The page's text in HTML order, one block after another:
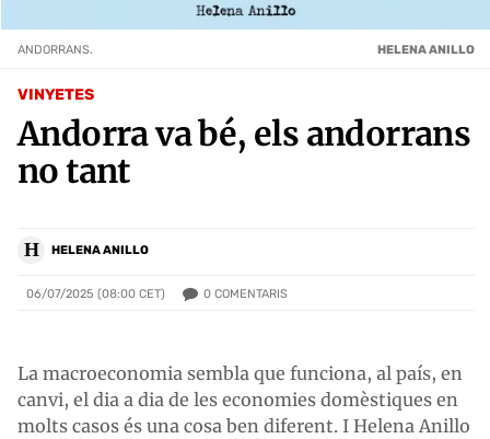
VINYETES
Andorra va bé, els andorrans
no tant
H HELENA ANILLO
06/07/2025 (08:00 CET) 0 COMENTARIS
ANDORRANS. HELENA ANILLO
La macroeconomia sembla que funciona, al país, en
canvi, el dia a dia de les economies domèstiques en
molts casos és una cosa ben diferent. I Helena Anillo